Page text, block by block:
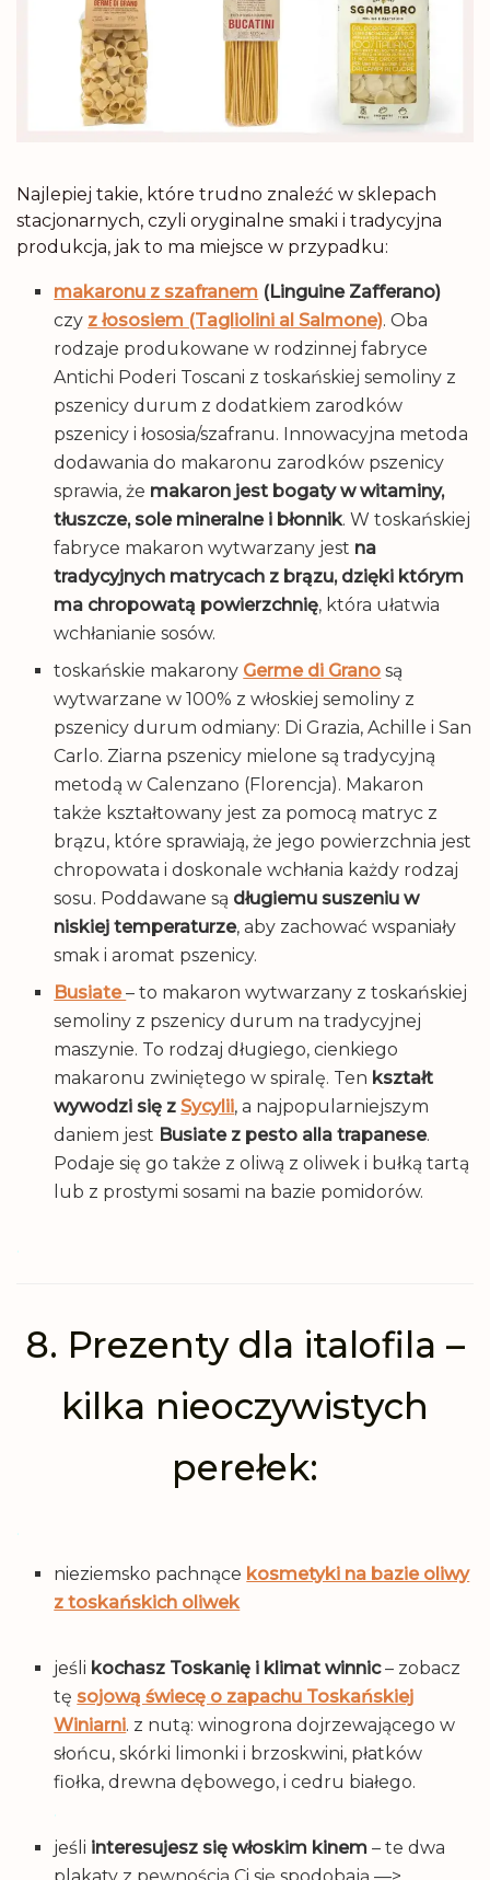
Najlepiej takie, które trudno znaleźć w sklepach
stacjonarnych, czyli oryginalne smaki i tradycyjna
produkcja, jak to ma miejsce w przypadku:
makaronu z szafranem (Linguine Zafferano)
czy z łososiem (Tagliolini al Salmone). Oba
rodzaje produkowane w rodzinnej fabryce
Antichi Poderi Toscani z toskańskiej semoliny z
pszenicy durum z dodatkiem zarodków
pszenicy i łososia/szafranu. Innowacyjna metoda
dodawania do makaronu zarodków pszenicy
sprawia, że makaron jest bogaty w witaminy,
tłuszcze, sole mineralne i błonnik. W toskańskiej
fabryce makaron wytwarzany jest na
tradycyjnych matrycach z brązu, dzięki którym
ma chropowatą powierzchnię, która ułatwia
wchłanianie sosów.
toskańskie makarony Germe di Grano są
wytwarzane w 100% z włoskiej semoliny z
pszenicy durum odmiany: Di Grazia, Achille i San
Carlo. Ziarna pszenicy mielone są tradycyjną
metodą w Calenzano (Florencja). Makaron
także kształtowany jest za pomocą matryc z
brązu, które sprawiają, że jego powierzchnia jest
chropowata i doskonale wchłania każdy rodzaj
sosu. Poddawane są długiemu suszeniu w
niskiej temperaturze, aby zachować wspaniały
smak i aromat pszenicy.
Busiate– to makaron wytwarzany z toskańskiej
semoliny z pszenicy durum na tradycyjnej
maszynie. To rodzaj długiego, cienkiego
makaronu zwiniętego w spiralę. Ten kształt
wywodzi się z Sycylii, a najpopularniejszym
daniem jest Busiate z pesto alla trapanese.
Podaje się go także z oliwą z oliwek i bułką tartą
lub z prostymi sosami na bazie pomidorów.
.
8. Prezenty dla italofila –
kilka nieoczywistych
perełek:
.
nieziemsko pachnące kosmetyki na bazie oliwy
z toskańskich oliwek
jeśli kochasz Toskanię i klimat winnic– zobacz
tęsojową świecę o zapachu Toskańskiej
Winiarni. z nutą: winogrona dojrzewającego w
słońcu, skórki limonki i brzoskwini, płatków
fiołka, drewna dębowego, i cedru białego.
.
jeśli interesujesz się włoskim kinem – te dwa
plakaty z pewnością Ci się spodobają —>